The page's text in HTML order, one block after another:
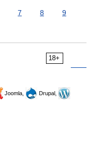
7 8
9
18+
Joomla,
Drupal,